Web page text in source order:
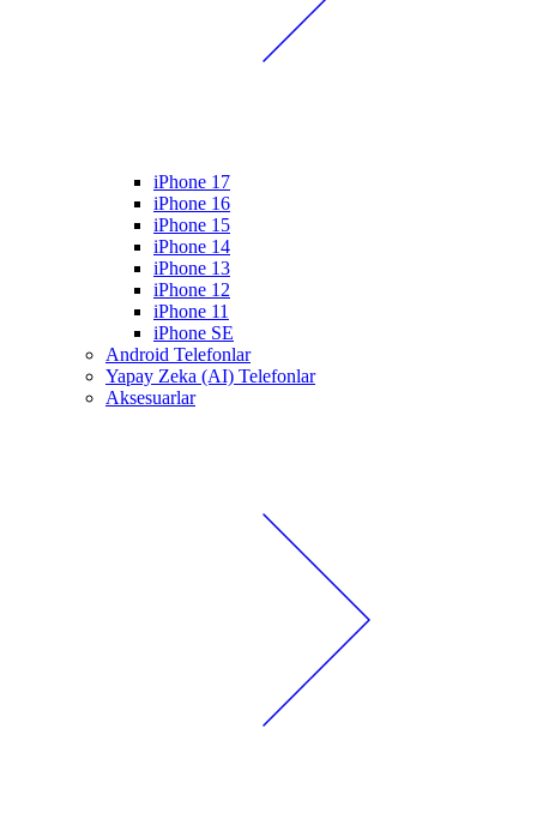
iPhone 17
iPhone 16
iPhone 15
iPhone 14
iPhone 13
iPhone 12
iPhone 11
iPhone SE
Android Telefonlar
Yapay Zeka (AI) Telefonlar
Aksesuarlar